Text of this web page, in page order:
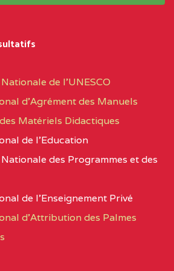
D'ENSEIGNEMENT
PROFESSIONNEL
(CEGEP) STE FOI BP
:4740 YAOUNDE
COLLEGE PANAFRICAIN
DE L'EXCELLENCE BP
COLLEGE PRIVE
de l’UNESCO
d’Agrément des Manuels
Matériels Didactiques
de l’Education
des Programmes et des
de l’Enseignement Privé
d'Attribution des Palmes